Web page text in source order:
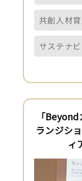
共創人材
サステナ
「
ランジシ
ィ